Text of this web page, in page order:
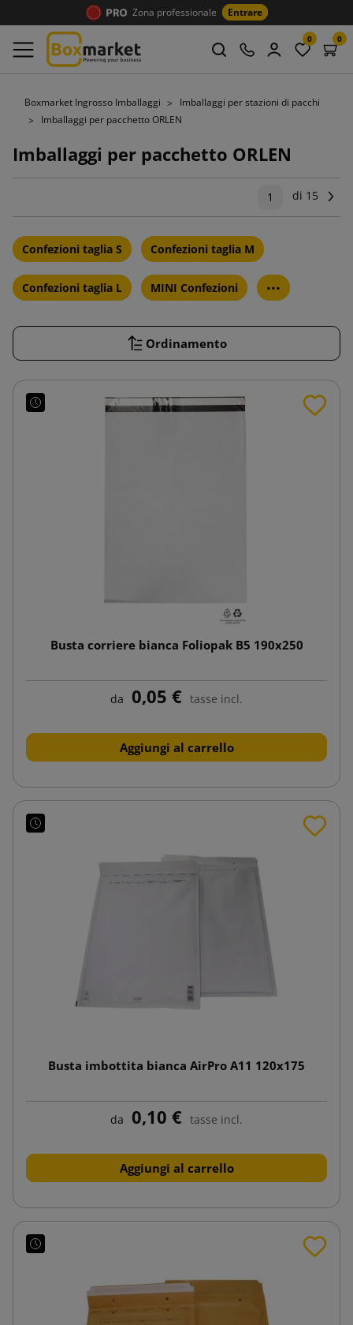
Zona professionale Entrare
0 0
Boxmarket Ingrosso Imballaggi
Imballaggi per stazioni di pacchi
Imballaggi per pacchetto ORLEN
Imballaggi per pacchetto ORLEN
1 di 15
Confezioni taglia S Confezioni taglia M
Confezioni taglia L MINI Confezioni ...
Ordinamento
Busta corriere bianca Foliopak B5 190x250
da 0,05 € tasse incl.
Aggiungi al carrello
Busta imbottita bianca AirPro A11 120x175
da 0,10 € tasse incl.
Aggiungi al carrello